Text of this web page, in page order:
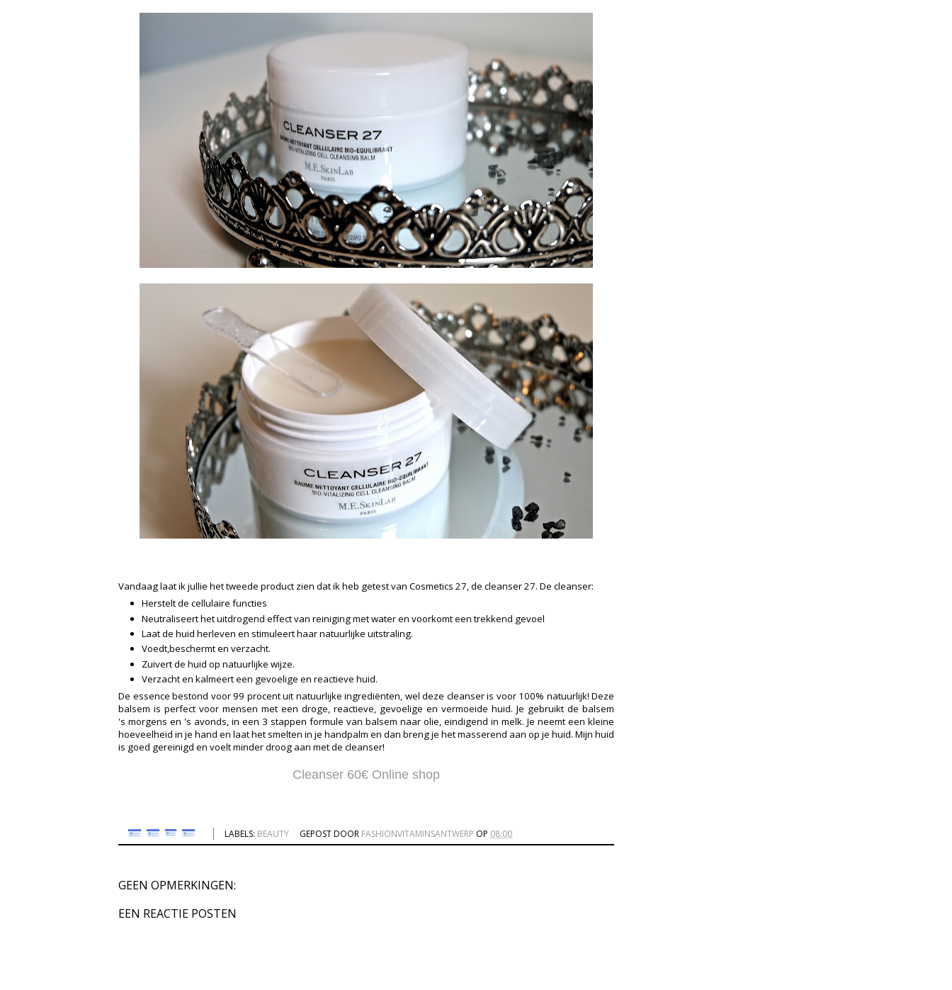
Vandaag laat ik jullie het tweede product zien dat ik heb getest van Cosmetics 27, de cleanser 27. De cleanser:
Herstelt de cellulaire functies
Neutraliseert het uitdrogend effect van reiniging met water en voorkomt een trekkend gevoel
Laat de huid herleven en stimuleert haar natuurlijke uitstraling.
Voedt,beschermt en verzacht.
Zuivert de huid op natuurlijke wijze.
Verzacht en kalmeert een gevoelige en reactieve huid.
De essence bestond voor 99 procent uit natuurlijke ingrediënten, wel deze cleanser is voor 100% natuurlijk! Deze
balsem is perfect voor mensen met een droge, reactieve, gevoelige en vermoeide huid. Je gebruikt de balsem
's morgens en 's avonds, in een 3 stappen formule van balsem naar olie, eindigend in melk. Je neemt een kleine
hoeveelheid in je hand en laat het smelten in je handpalm en dan breng je het masserend aan op je huid. Mijn huid
is goed gereinigd en voelt minder droog aan met de cleanser!
Cleanser 60€ Online shop
LABELS: BEAUTY GEPOST DOOR FASHIONVITAMINSANTWERP OP 08:00
GEEN OPMERKINGEN:
EEN REACTIE POSTEN